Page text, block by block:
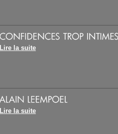
Lire la suite
Lire la suite